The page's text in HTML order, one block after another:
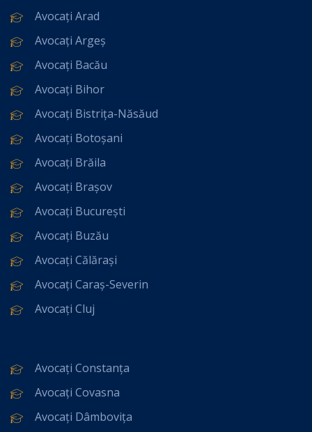
Avocați Arad
Avocați Argeș
Avocați Bacău
Avocați Bihor
Avocați Bistrița-Năsăud
Avocați Botoșani
Avocați Brăila
Avocați Brașov
Avocați București
Avocați Buzău
Avocați Călărași
Avocați Caraș-Severin
Avocați Cluj
Avocați Constanța
Avocați Covasna
Avocați Dâmbovița